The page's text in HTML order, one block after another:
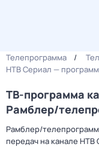
Телепрограмма
НТВ Сериал —
ТВ-программа
Рамблер/
Рамблер/
передач на канале